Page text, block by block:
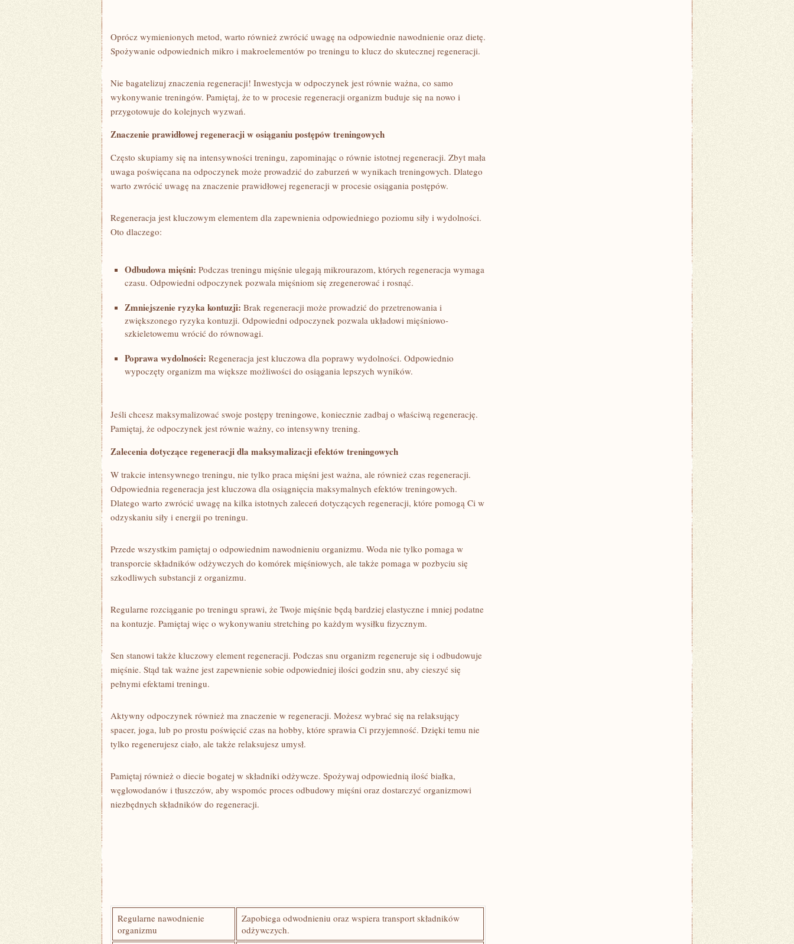
Oprócz wymienionych metod, ‌warto‍ również zwrócić ‍uwagę na odpowiednie nawodnienie oraz dietę.
Spożywanie odpowiednich mikro ⁢i makroelementów po ​treningu to klucz do skutecznej regeneracji.
Nie bagatelizuj⁢ znaczenia regeneracji! Inwestycja w odpoczynek jest równie ważna, co samo
wykonywanie treningów.⁤ Pamiętaj, że to w procesie regeneracji organizm buduje się na‍ nowo i
przygotowuje do kolejnych ⁤wyzwań.
Znaczenie prawidłowej regeneracji w osiąganiu postępów treningowych
Często skupiamy się ⁢na intensywności treningu, zapominając o równie istotnej regeneracji. Zbyt ‌mała
uwaga poświęcana na odpoczynek może prowadzić⁢ do zaburzeń w wynikach treningowych.⁢ Dlatego
warto zwrócić uwagę na znaczenie prawidłowej regeneracji w procesie ‌osiągania postępów.
Regeneracja ⁣jest kluczowym elementem dla zapewnienia odpowiedniego poziomu siły⁤ i⁣ wydolności.
Oto dlaczego:
Odbudowa​ mięśni: Podczas treningu mięśnie ulegają mikrourazom, których regeneracja wymaga
czasu. Odpowiedni odpoczynek pozwala mięśniom się zregenerować i rosnąć.
Zmniejszenie ryzyka kontuzji: Brak regeneracji może prowadzić do przetrenowania i
zwiększonego ryzyka kontuzji. Odpowiedni odpoczynek pozwala układowi mięśniowo-
szkieletowemu wrócić do⁣ równowagi.
Poprawa wydolności: Regeneracja jest kluczowa​ dla poprawy wydolności. Odpowiednio
wypoczęty organizm ma⁢ większe możliwości do osiągania ⁤lepszych wyników.
Jeśli chcesz maksymalizować swoje postępy treningowe, koniecznie zadbaj o właściwą regenerację.
Pamiętaj, że odpoczynek‍ jest równie ważny, co intensywny trening.
Zalecenia dotyczące regeneracji dla maksymalizacji ​efektów treningowych
W trakcie intensywnego treningu, ⁣nie tylko praca mięśni jest ważna, ale‍ również czas⁢ regeneracji.
Odpowiednia regeneracja jest‌ kluczowa dla osiągnięcia maksymalnych efektów treningowych.
Dlatego warto zwrócić uwagę na kilka istotnych zaleceń dotyczących regeneracji, które pomogą Ci w
odzyskaniu siły i energii po treningu.
Przede wszystkim ​pamiętaj o odpowiednim nawodnieniu organizmu. Woda nie⁣ tylko pomaga w
transporcie składników ​odżywczych do komórek mięśniowych, ⁣ale także pomaga‌ w pozbyciu się
szkodliwych substancji z organizmu.
Regularne rozciąganie po⁢ treningu​ sprawi, że Twoje mięśnie będą bardziej elastyczne i mniej podatne
na kontuzje. Pamiętaj ​więc o wykonywaniu stretching po każdym wysiłku fizycznym.
Sen stanowi także kluczowy⁢ element regeneracji. ⁢Podczas snu organizm regeneruje się i odbudowuje
mięśnie. Stąd tak ⁣ważne jest zapewnienie sobie odpowiedniej ilości godzin snu, aby cieszyć się
pełnymi efektami treningu.
Aktywny⁢ odpoczynek również ma znaczenie w regeneracji. Możesz wybrać się‌ na relaksujący
spacer, joga, lub po prostu poświęcić czas na hobby, ​które sprawia Ci przyjemność.⁣ Dzięki temu nie
⁢tylko regenerujesz ciało, ale także relaksujesz ⁢umysł.
Pamiętaj również o diecie bogatej w składniki odżywcze. Spożywaj odpowiednią ilość białka,
węglowodanów ‍i tłuszczów, aby wspomóc proces odbudowy mięśni oraz dostarczyć organizmowi
niezbędnych składników do regeneracji.
Regularne nawodnienie
organizmu
Zapobiega⁢ odwodnieniu oraz ‍wspiera transport składników
odżywczych.